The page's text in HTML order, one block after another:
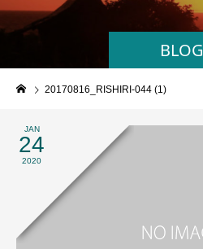
BLOG
20170816_RISHIRI-044 (1)
JAN
24
2020